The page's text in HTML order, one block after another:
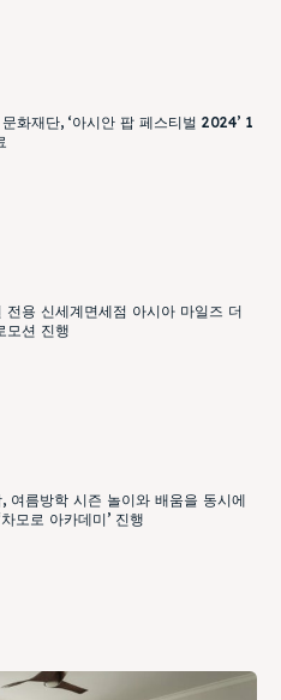
화재단, ‘아시안 팝 페스티벌 2024’ 1
전용 신세계면세점 아시아 마일즈 더
모션 진행
여름방학 시즌 놀이와 배움을 동시에
모로 아카데미’ 진행